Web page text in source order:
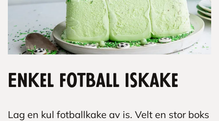
Enkel fotball iskake
Lag en kul fotballkake av is. Velt en stor boks